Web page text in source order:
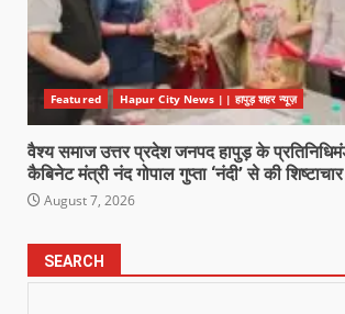
Featured Hapur City News || हापुड़ शहर न्यूज़
वैश्य समाज उत्तर प्रदेश जनपद हापुड़ के
कैबिनेट मंत्री नंद गोपाल गुप्ता ‘नंदी’ से की
August 7, 2026
SEARCH